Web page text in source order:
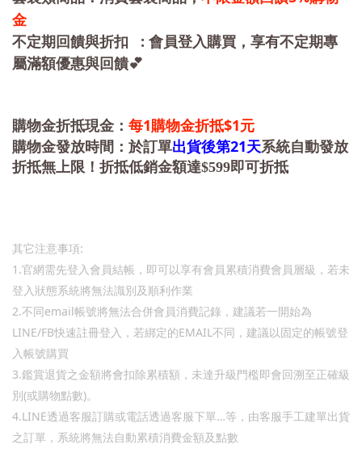
金
不定期回饋與折扣 : 會員登入購買，享有不定期專
屬滿額優惠與回饋💕
購物金折抵現金： 每1購物金折抵$1元
購物金發放時間：於訂單出貨後第21天系統自動發放
折抵無上限！折抵低銷金額達$599即可折抵
其它注意事項 :
1.官網需先登入會員結帳，即可以享有會員累積消費會員層級，若未
登入狀態系統將無法識別及順利作業
2.不同 email帳號將無法合併會員消費記錄，建議若一開始為
LINE/FB快速註冊登入，若綁定的EMAIL不同，建議以固定的帳號登
入帳號購買
3.鑑賞退貨之金額將會扣除累積額，未達升級門檻即會回溯至正確級
別 (或購物點數)。
4.LINE透過客服訂購或電話透過客服下單…等，由客服手工建單出貨
之訂單，系統將無法自動累積消費金額及點數